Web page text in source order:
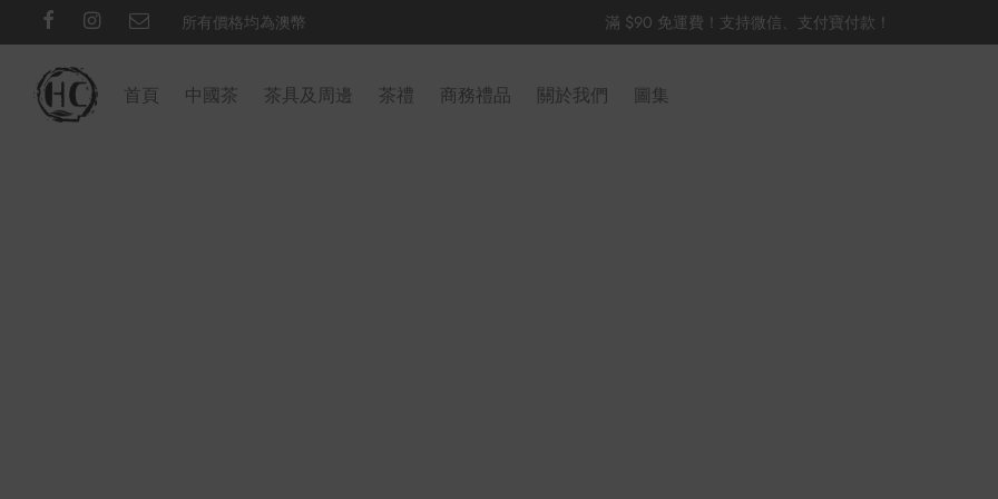
所有價格均為澳幣 滿 $90 免運費！支持微信、支付寶付款！
首頁 中國茶 茶具及周邊 茶禮 商務禮品 關於我們 圖集